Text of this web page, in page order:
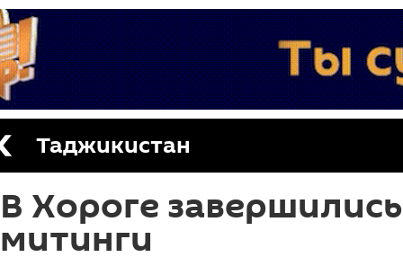
Таджикистан
В Хороге завершились
митинги